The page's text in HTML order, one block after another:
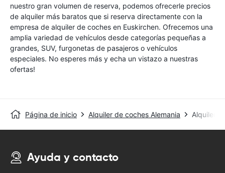
nuestro gran volumen de reserva, podemos ofrecerle precios
de alquiler más baratos que si reserva directamente con la
empresa de alquiler de coches en Euskirchen. Ofrecemos una
amplia variedad de vehículos desde categorías pequeñas a
grandes, SUV, furgonetas de pasajeros o vehículos
especiales. No esperes más y echa un vistazo a nuestras
ofertas!
Página de inicio Alquiler de coches Alemania Alquiler
Ayuda y contacto